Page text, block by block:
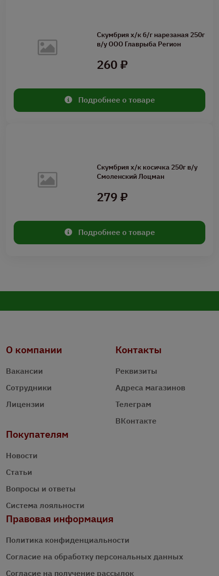
Скумбрия х/к б/г нарезаная 250г
в/у ООО Главрыба Регион
260 ₽
Подробнее о товаре
Скумбрия х/к косичка 250г в/у
Смоленский Лоцман
279 ₽
Подробнее о товаре
О компании
Вакансии
Сотрудники
Лицензии
Контакты
Реквизиты
Адреса магазинов
Телеграм
ВКонтакте
Покупателям
Новости
Статьи
Вопросы и ответы
Система лояльности
Правовая информация
Политика конфиденциальности
Согласие на обработку персональных данных
Согласие на получение рассылок